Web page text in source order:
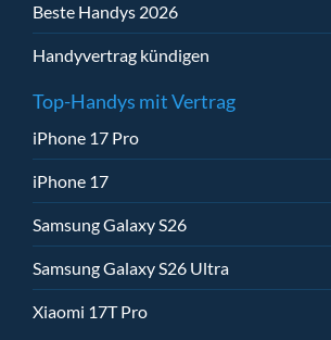
Beste Handys 2026
Handyvertrag kündigen
Top-Handys mit Vertrag
iPhone 17 Pro
iPhone 17
Samsung Galaxy S26
Samsung Galaxy S26 Ultra
Xiaomi 17T Pro